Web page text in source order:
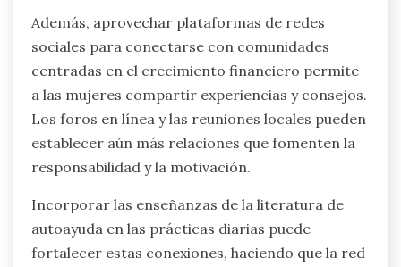
Además, aprovechar plataformas de redes
sociales para conectarse con comunidades
centradas en el crecimiento financiero permite
a las mujeres compartir experiencias y consejos.
Los foros en línea y las reuniones locales pueden
establecer aún más relaciones que fomenten la
responsabilidad y la motivación.
Incorporar las enseñanzas de la literatura de
autoayuda en las prácticas diarias puede
fortalecer estas conexiones, haciendo que la red